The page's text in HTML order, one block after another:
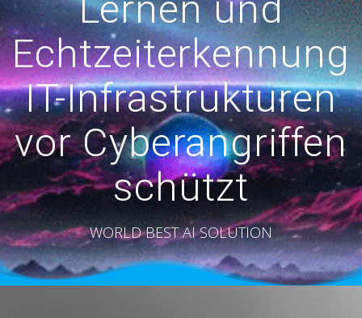
Echtzeiterkennung
IT-Infrastrukturen
vor Cyberangriffen
schützt
WORLD BEST AI SOLUTION